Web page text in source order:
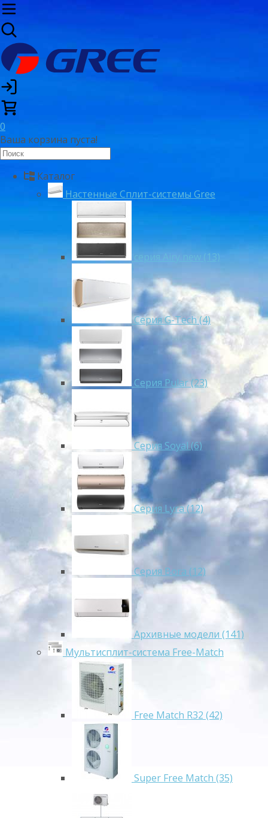
0
Ваша корзина пуста!
Каталог
Настенные Сплит-системы Gree
серия Airy new (13)
Серия G-Tech (4)
Серия Pular (23)
Cерия Soyal (6)
Серия Lyra (12)
Серия Bora (12)
Архивные модели (141)
Мультисплит-система Free-Match
Free Match R32 (42)
Super Free Match (35)